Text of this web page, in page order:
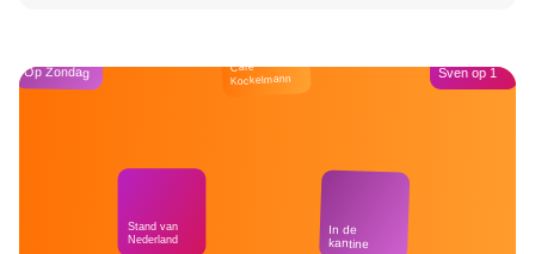
Op Zondag
Stand van
Nederland
Café
Kockelmann
In de
kantine
Sven op 1